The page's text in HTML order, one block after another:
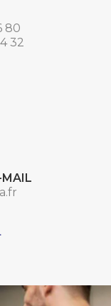
80
32
MAIL